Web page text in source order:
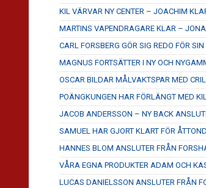
KIL VÄRVAR NY CENTER – JOACHIM
MARTINS VAPENDRAGARE KLAR –
CARL FORSBERG GÖR SIG REDO FÖR
MAGNUS FORTSÄTTER I NY OCH
OSCAR BILDAR MÅLVAKTSPAR MED
POÄNGKUNGEN HAR FÖRLÄNGT MED
JACOB ANDERSSON – NY BACK
SAMUEL HAR GJORT KLART FÖR
HANNES BLOM ANSLUTER FRÅN
VÅRA EGNA PRODUKTER ADAM OCH
LUCAS DANIELSSON ANSLUTER FRÅN